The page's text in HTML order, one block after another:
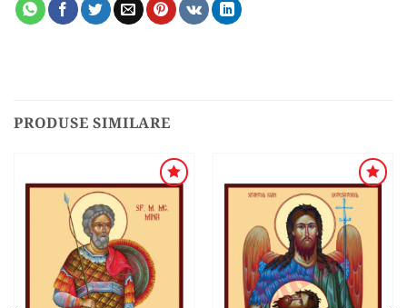
PRODUSE SIMILARE
ÎN
WISHLIST
ADAUGA
WISHLIST